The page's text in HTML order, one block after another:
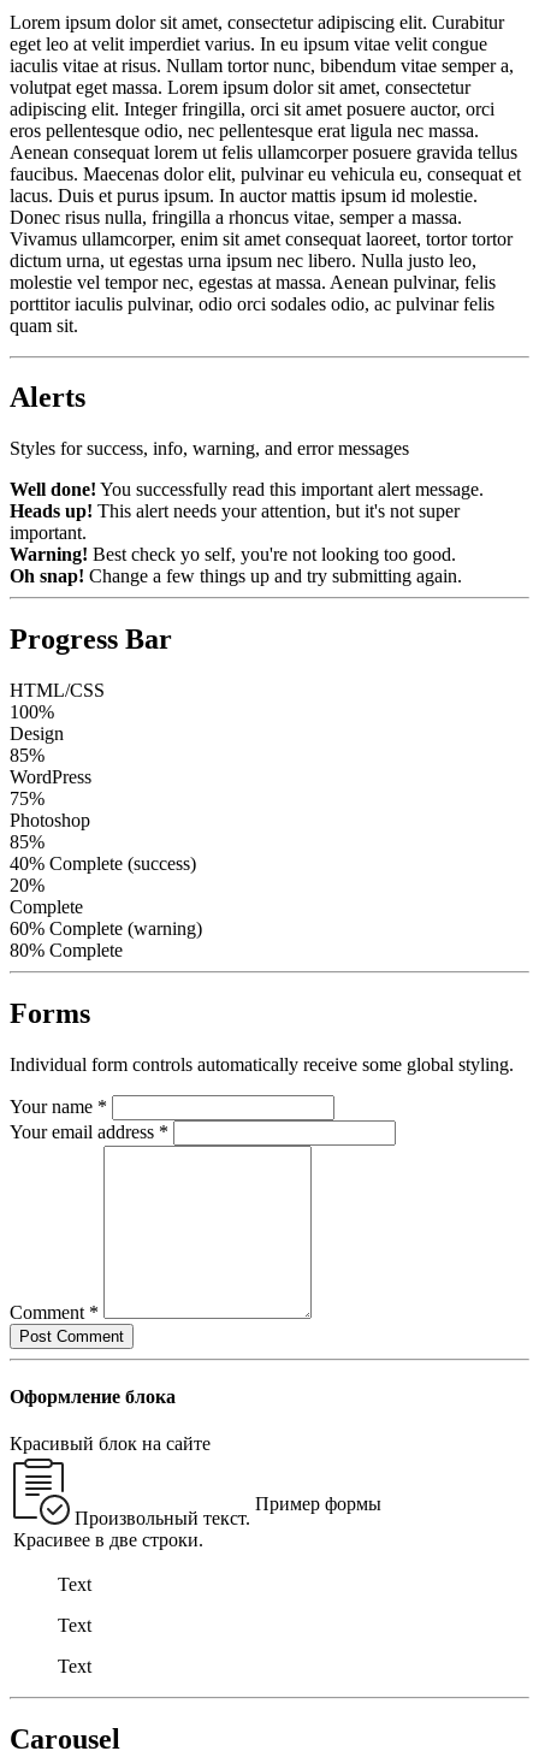
Lorem ipsum dolor sit amet, consectetur adipiscing elit. Curabitur
eget leo at velit imperdiet varius. In eu ipsum vitae velit congue
iaculis vitae at risus. Nullam tortor nunc, bibendum vitae semper a,
volutpat eget massa. Lorem ipsum dolor sit amet, consectetur
adipiscing elit. Integer fringilla, orci sit amet posuere auctor, orci
eros pellentesque odio, nec pellentesque erat ligula nec massa.
Aenean consequat lorem ut felis ullamcorper posuere gravida tellus
faucibus. Maecenas dolor elit, pulvinar eu vehicula eu, consequat et
lacus. Duis et purus ipsum. In auctor mattis ipsum id molestie.
Donec risus nulla, fringilla a rhoncus vitae, semper a massa.
Vivamus ullamcorper, enim sit amet consequat laoreet, tortor tortor
dictum urna, ut egestas urna ipsum nec libero. Nulla justo leo,
molestie vel tempor nec, egestas at massa. Aenean pulvinar, felis
porttitor iaculis pulvinar, odio orci sodales odio, ac pulvinar felis
quam sit.
Alerts
Styles for success, info, warning, and error messages
Well done! You successfully read this important alert message.
Heads up! This alert needs your attention, but it's not super
important.
Warning! Best check yo self, you're not looking too good.
Oh snap! Change a few things up and try submitting again.
Progress Bar
HTML/CSS
100%
Design
85%
WordPress
75%
Photoshop
85%
40% Complete (success)
20%
Complete
60% Complete (warning)
80% Complete
Forms
Individual form controls automatically receive some global styling.
Your name *
Your email address *
Comment *
Оформление блока
Красивый блок на сайте
Произвольный текст.
Красивее в две строки.
Пример формы
Text
Text
Text
Carousel